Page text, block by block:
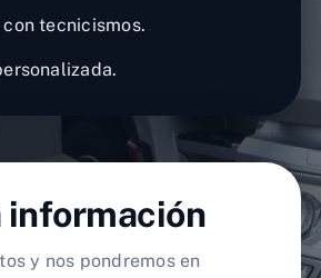
tecnicismos.
y nos pondremos en